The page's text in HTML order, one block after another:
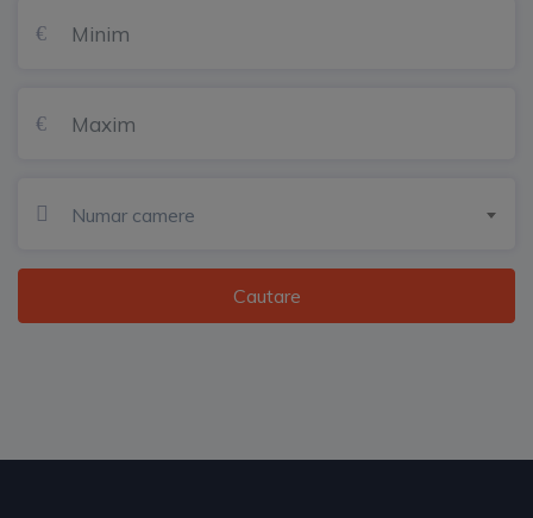
Numar camere
Cautare